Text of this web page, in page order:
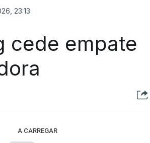
23:13
cede empate
A CARREGAR